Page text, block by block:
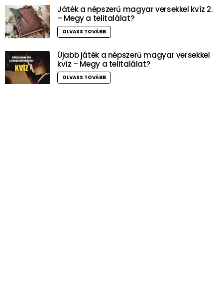
Játék a népszerű magyar versekkel kvíz 2.
– Megy a telitalálat?
OLVASS TOVÁBB
Újabb játék a népszerű magyar versekkel
kvíz – Megy a telitalálat?
OLVASS TOVÁBB